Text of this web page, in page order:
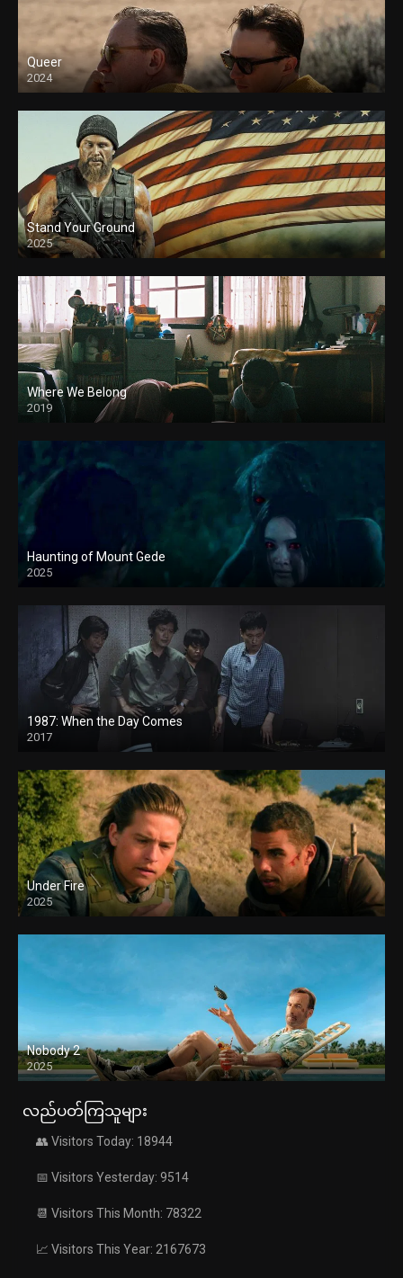
Queer
2024
Stand Your Ground
2025
Where We Belong
2019
Haunting of Mount Gede
2025
1987: When the Day Comes
2017
Under Fire
2025
Nobody 2
2025
လည်ပတ်ကြသူများ
👥 Visitors Today: 18944
📅 Visitors Yesterday: 9514
📆 Visitors This Month: 78322
📈 Visitors This Year: 2167673